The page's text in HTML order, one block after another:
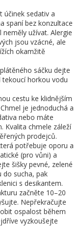
účinek sedativ a
spaní bez konzultace
užívat. Alergie
jsou vzácné, ale
okamžitě
sáčku dejte
tekoucí horkou vodu
cestu ke klidnějším
je jednoduchá a
nebo máte
Kvalita chmele záleží
prodejců.
potřebuje oporu a
(pro vůni) a
šišky pevné, zelené
do sucha, pak
s desikantem.
začněte 10–20
Nepřekračujte
ospalost během
vyzkoušejte